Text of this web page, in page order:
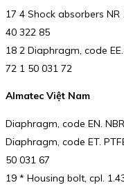
17 4 Shock absorbers
40 322 85
18 2 Diaphragm, code
72 1 50 031 72
Almatec Việt Nam
Diaphragm, code EN.
Diaphragm, code ET.
50 031 67
19 * Housing bolt, cpl.